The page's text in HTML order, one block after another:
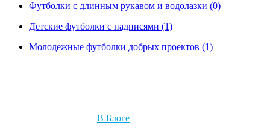
Футболки с длинным рукавом и водолазки (0)
Детские футболки с надписями (1)
Молодежные футболки добрых проектов (1)
В Блоге